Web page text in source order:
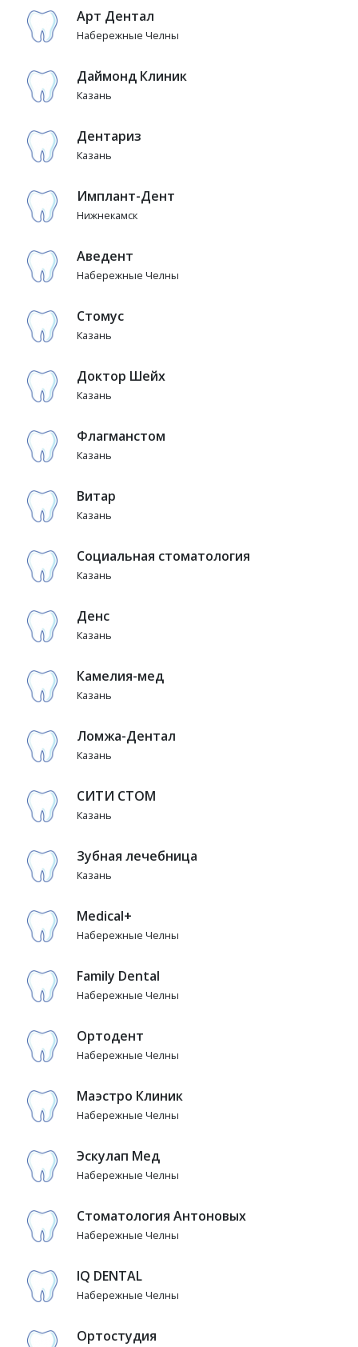
Арт Дентал
Набережные Челны
Даймонд Клиник
Казань
Дентариз
Казань
Имплант-Дент
Нижнекамск
Аведент
Набережные Челны
Стомус
Казань
Доктор Шейх
Казань
Флагманстом
Казань
Витар
Казань
Социальная стоматология
Казань
Денс
Казань
Камелия-мед
Казань
Ломжа-Дентал
Казань
СИТИ СТОМ
Казань
Зубная лечебница
Казань
Medical+
Набережные Челны
Family Dental
Набережные Челны
Ортодент
Набережные Челны
Маэстро Клиник
Набережные Челны
Эскулап Мед
Набережные Челны
Стоматология Антоновых
Набережные Челны
IQ DENTAL
Набережные Челны
Ортостудия